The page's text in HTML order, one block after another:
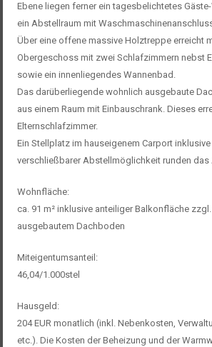
Ebene liegen ferner ein tagesbelichtetes
ein Abstellraum mit
Über eine offene massive Holztreppe erreicht
Obergeschoss mit zwei Schlafzimmern nebst
sowie ein innenliegendes Wannenbad.
Das darüberliegende wohnlich ausgebaute
aus einem Raum mit Einbauschrank. Dieses
Elternschlafzimmer.
Ein Stellplatz im hauseigenem Carport
verschließbarer Abstellmöglichkeit runden
Wohnfläche:
ca. 91 m² inklusive anteiliger Balkonfläche
ausgebautem Dachboden
Miteigentumsanteil:
46,04/1.000stel
Hausgeld:
204 EUR monatlich (inkl. Nebenkosten,
etc.). Die Kosten der Beheizung und der